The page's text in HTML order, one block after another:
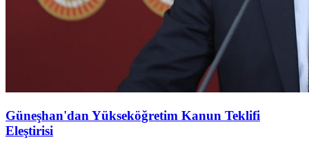
Güneşhan'dan Yükseköğretim Kanun Teklifi
Eleştirisi